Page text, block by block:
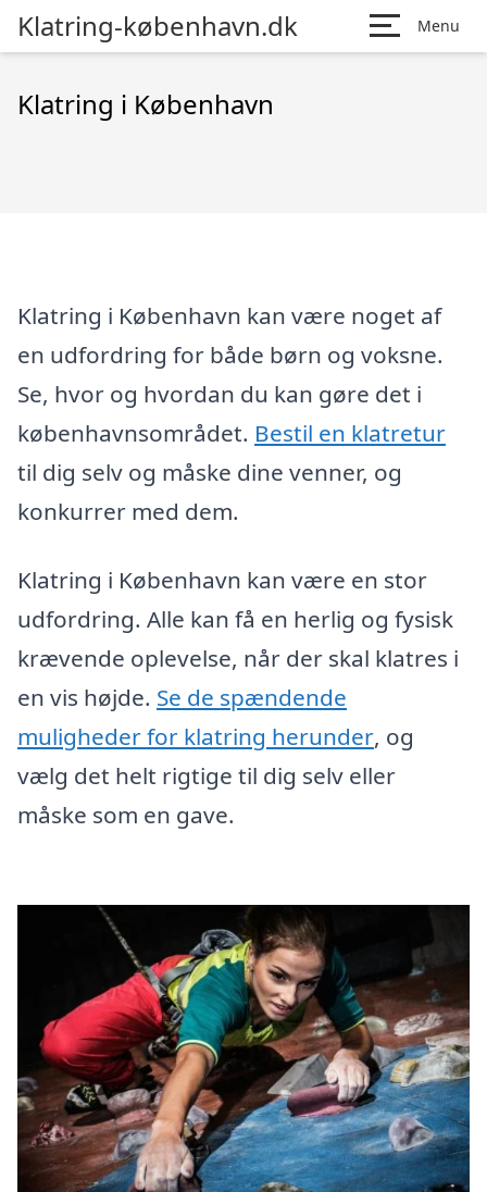
Klatring-københavn.dk Menu
Klatring i København
Klatring i København kan være noget af
en udfordring for både børn og voksne.
Se, hvor og hvordan du kan gøre det i
københavnsområdet. Bestil en klatretur
til dig selv og måske dine venner, og
konkurrer med dem.
Klatring i København kan være en stor
udfordring. Alle kan få en herlig og fysisk
krævende oplevelse, når der skal klatres i
en vis højde. Se de spændende
muligheder for klatring herunder, og
vælg det helt rigtige til dig selv eller
måske som en gave.